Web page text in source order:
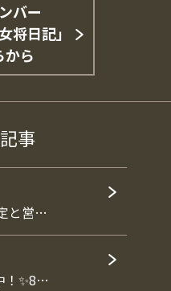
バー
将日記」
から
事
と営…
！✨8…